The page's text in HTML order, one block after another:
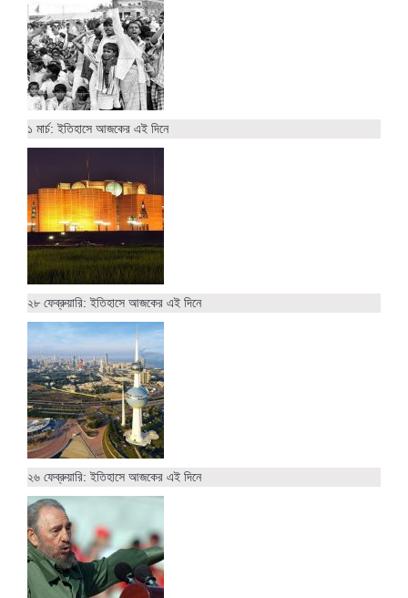
১ মার্চ: ইতিহাসে আজকের এই দিনে
২৮ ফেব্রুয়ারি: ইতিহাসে আজকের এই দিনে
২৬ ফেব্রুয়ারি: ইতিহাসে আজকের এই দিনে